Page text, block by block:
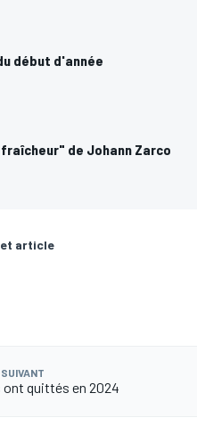
début d'année
de Johann Zarco
article
ont quittés en 2024